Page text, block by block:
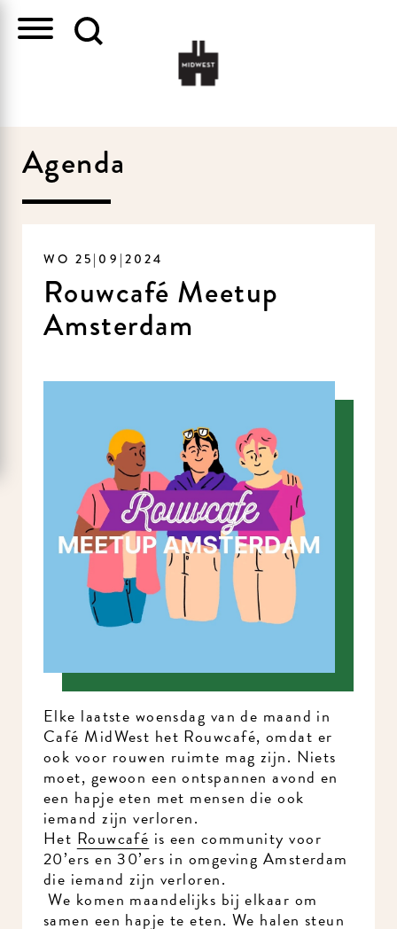
Agenda
WO 25|09|2024
Rouwcafé Meetup
Amsterdam
Elke laatste woensdag van de maand in
Café MidWest het Rouwcafé, omdat er
ook voor rouwen ruimte mag zijn. Niets
moet, gewoon een ontspannen avond en
een hapje eten met mensen die ook
iemand zijn verloren.
Het Rouwcafé is een community voor
20’ers en 30’ers in omgeving Amsterdam
die iemand zijn verloren.
We komen maandelijks bij elkaar om
samen een hapje te eten. We halen steun